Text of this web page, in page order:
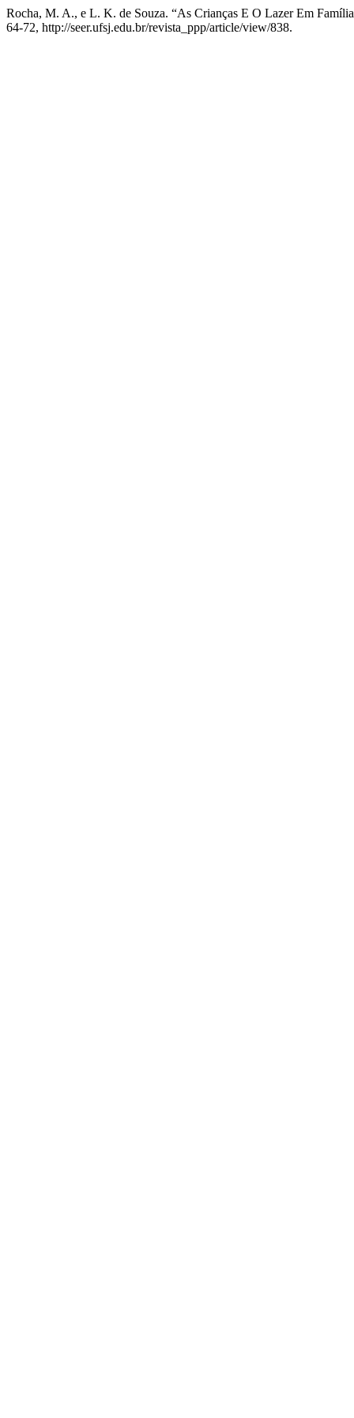
Rocha, M. A., e L. K. de Souza. “As Crianças E O Lazer Em
64-72, http://seer.ufsj.edu.br/revista_ppp/article/view/838.